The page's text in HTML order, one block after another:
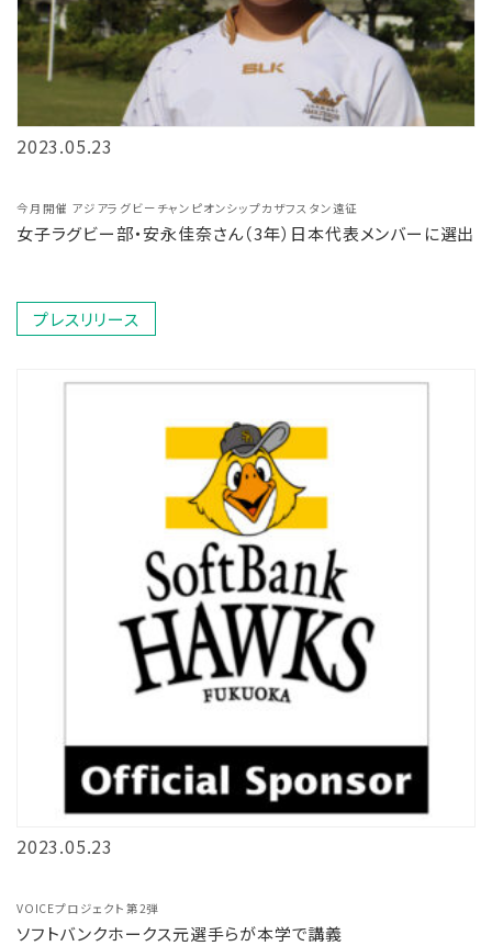
2023.05.23
今月開催 アジアラグビーチャンピオンシップカザフスタン遠征
女子ラグビー部・安永佳奈さん（3年）日本代表メンバーに選出
プレスリリース
2023.05.23
VOICEプロジェクト第2弾
ソフトバンクホークス元選手らが本学で講義